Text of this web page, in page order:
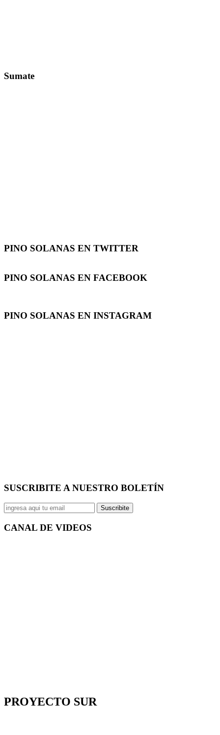
Sumate
PINO SOLANAS EN TWITTER
PINO SOLANAS EN FACEBOOK
PINO SOLANAS EN INSTAGRAM
SUSCRIBITE A NUESTRO BOLETÍN
Suscribite
CANAL DE VIDEOS
PROYECTO SUR